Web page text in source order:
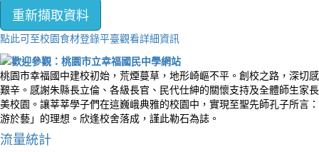
重新擷取資料
點此可至校園食材登錄平臺觀看詳細資訊
桃園市幸福國中建校初始，荒煙蔓草，地形崎嶇不平。創校之路，深切
艱辛。感謝朱縣長立倫、各級長官、民代仕紳的關懷支持及全體師生家
美校園。讓莘莘學子們在這巍峨典雅的校園中，實現至聖先師孔子所言
游於藝」的理想。欣逢校舍落成，謹此勒石為誌。
流量統計